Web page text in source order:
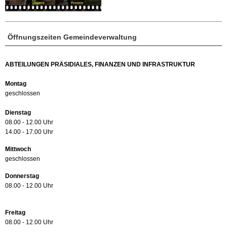
Öffnungszeiten Gemeindeverwaltung
ABTEILUNGEN PRÄSIDIALES, FINANZEN UND INFRASTRUKTUR
Montag
geschlossen
Dienstag
08.00 - 12.00 Uhr
14.00 - 17.00 Uhr
Mittwoch
geschlossen
Donnerstag
08.00 - 12.00 Uhr
Freitag
08.00 - 12.00 Uhr